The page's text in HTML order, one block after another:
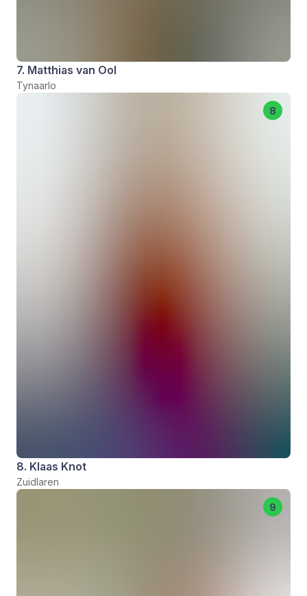
7. Matthias van Ool
Tynaarlo
8
8. Klaas Knot
Zuidlaren
9